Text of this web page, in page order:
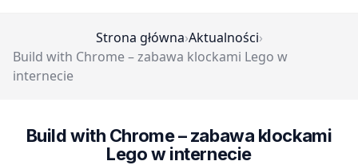
Strona główna›Aktualności›
Build with Chrome – zabawa klockami Lego w
internecie
Build with Chrome – zabawa klockami
Lego w internecie